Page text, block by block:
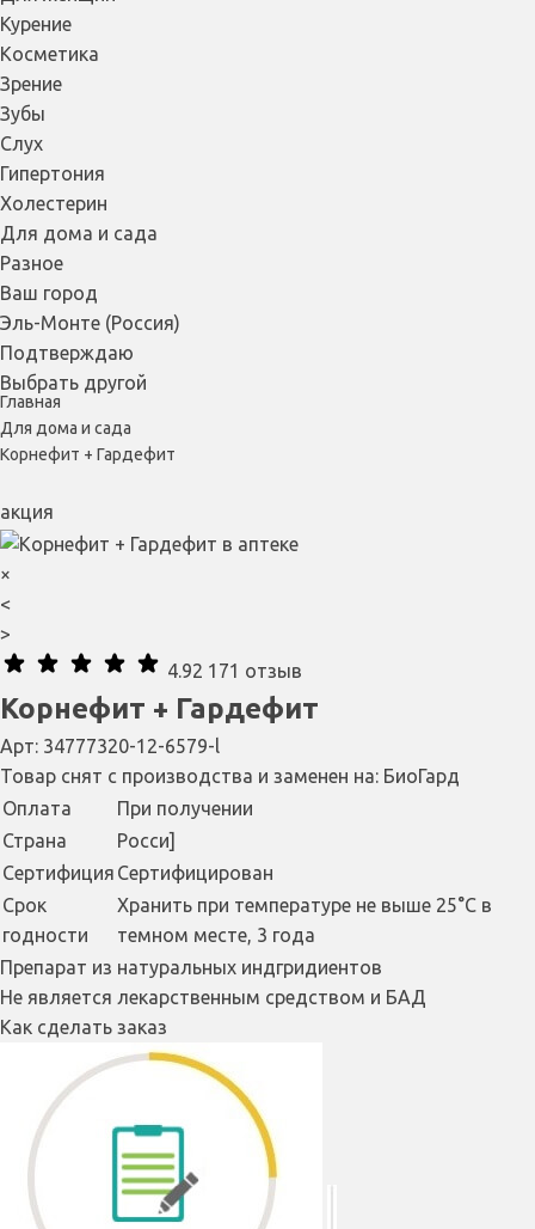
Курение
Косметика
Зрение
Зубы
Слух
Гипертония
Холестерин
Для дома и сада
Разное
Ваш город
Эль-Монте (Россия)
Подтверждаю
Выбрать другой
Главная
Для дома и сада
Корнефит + Гардефит
акция
×
<
>
4.92 171 отзыв
Корнефит + Гардефит
Арт: 34777320-12-6579-l
Товар снят с производства и заменен на: БиоГард
Оплата
При получении
Страна
Росси]
Сертифиция Сертифицирован
Cрок
годности
Хранить при температуре не выше 25°С в
темном месте, 3 года
Препарат из натуральных индгридиентов
Не является лекарственным средством и БАД
Как сделать заказ